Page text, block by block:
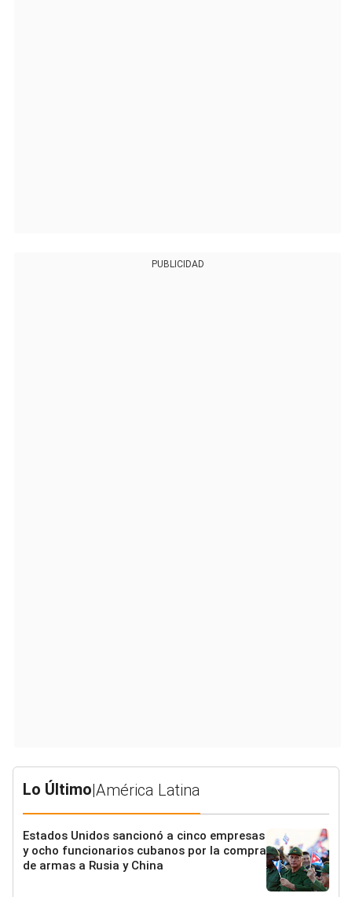
PUBLICIDAD
Lo Último América Latina
Estados Unidos sancionó a cinco empresas
y ocho funcionarios cubanos por la compra
de armas a Rusia y China